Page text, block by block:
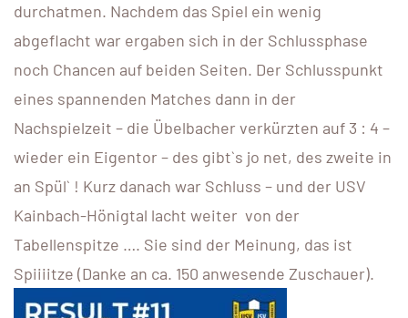
durchatmen. Nachdem das Spiel ein wenig
abgeflacht war ergaben sich in der Schlussphase
noch Chancen auf beiden Seiten. Der Schlusspunkt
eines spannenden Matches dann in der
Nachspielzeit – die Übelbacher verkürzten auf 3 : 4 –
wieder ein Eigentor – des gibt`s jo net, des zweite in
an Spül` ! Kurz danach war Schluss – und der USV
Kainbach-Hönigtal lacht weiter von der
Tabellenspitze …. Sie sind der Meinung, das ist
Spiiiitze (Danke an ca. 150 anwesende Zuschauer).